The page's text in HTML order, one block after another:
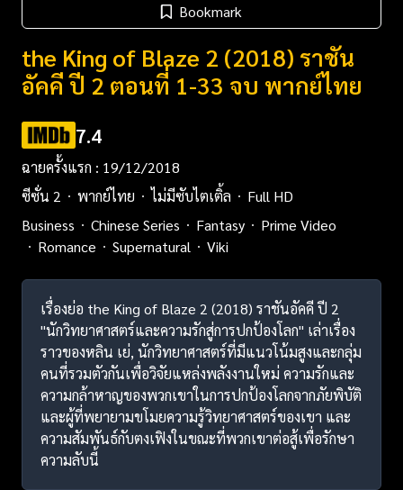
Bookmark
the King of Blaze 2 (2018) ราชัน
อัคคี ปี 2 ตอนที่ 1-33 จบ พากย์ไทย
7.4
ฉายครั้งแรก : 19/12/2018
ซีซั่น 2
พากย์ไทย ไม่มีซับไตเติ้ล
Full HD
Business
Chinese Series Fantasy
Prime Video
Romance
Supernatural Viki
เรื่องย่อ the King of Blaze 2 (2018) ราชันอัคคี ปี 2
"นักวิทยาศาสตร์และความรักสู่การปกป้องโลก" เล่าเรื่อง
ราวของหลิน เย่, นักวิทยาศาสตร์ที่มีแนวโน้มสูงและกลุ่ม
คนที่รวมตัวกันเพื่อวิจัยแหล่งพลังงานใหม่ ความรักและ
ความกล้าหาญของพวกเขาในการปกป้องโลกจากภัยพิบัติ
และผู้ที่พยายามขโมยความรู้วิทยาศาสตร์ของเขา และ
ความสัมพันธ์กับตงเฟิงในขณะที่พวกเขาต่อสู้เพื่อรักษา
ความลับนี้